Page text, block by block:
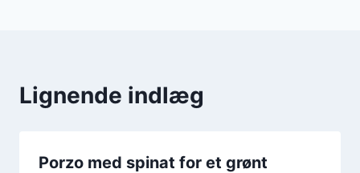
Lignende indlæg
Porzo med spinat for et grønt